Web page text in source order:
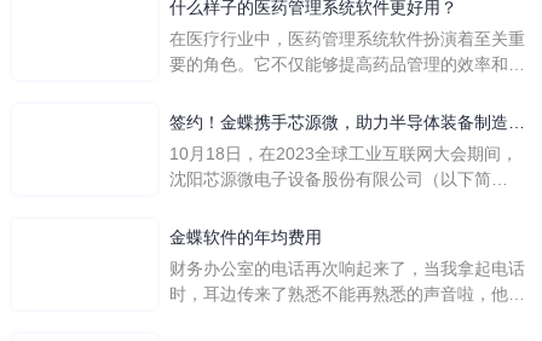
什么样子的医药管理系统软件更好用？
在医疗行业中，医药管理系统软件扮演着至关重
要的角色。它不仅能够提高药品管理的效率和准
一个好用的医药管理系统软件应具备以下特点。
地进行操作。 复杂的
签约！金蝶携手芯源微，助力半导体装备制造领
先企业迈向世界
10月18日，在2023全球工业互联网大会期间，
沈阳芯源微电子设备股份有限公司（以下简
下简称“金蝶”）在辽宁沈阳签署战略合作协议。
营管控平台，从而实现公司产研一体化、业财一
体化，提升公司整体业务水平。
金蝶软件的年均费用
财务办公室的电话再次响起来了，当我拿起电话
时，耳边传来了熟悉不能再熟悉的声音啦，他就